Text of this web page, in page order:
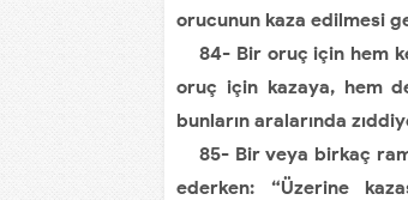
orucunun kaza edilmesi
84- Bir oruç için hem
oruç için kazaya, hem
bunların aralarında
85- Bir veya birkaç
ederken: “Üzerine